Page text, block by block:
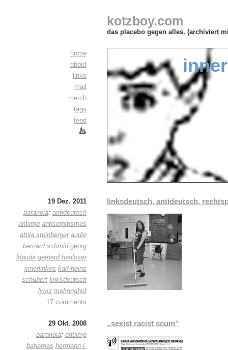
kotzboy.com
das placebo gegen alles. (archiviert
home
about
links
mail
merch
tags
feed
19 Dez. 2011
paranoia: antideutsch
antiimp antisemitismus
attila steinberger audio
bernard schmid georg
klauda gerhard hanloser
innerlinkes karl-heinz
schubert linksdeutsch
lysis mehringhof
17 comments
linksdeutsch, antideutsch,
29 Okt. 2008
paranoia: antiimp
bahamas hermann l.
„sexist racist scum“